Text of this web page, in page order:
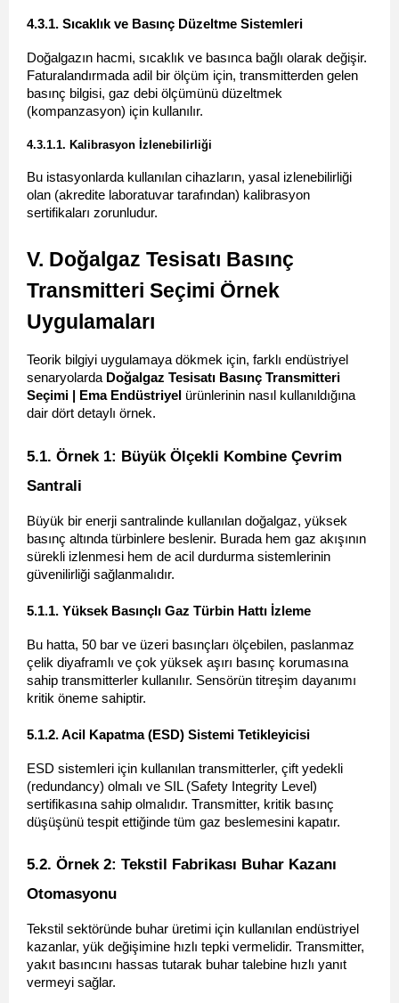
4.3.1. Sıcaklık ve Basınç Düzeltme Sistemleri
Doğalgazın hacmi, sıcaklık ve basınca bağlı olarak değişir.
Faturalandırmada adil bir ölçüm için, transmitterden gelen
basınç bilgisi, gaz debi ölçümünü düzeltmek
(kompanzasyon) için kullanılır.
4.3.1.1. Kalibrasyon İzlenebilirliği
Bu istasyonlarda kullanılan cihazların, yasal izlenebilirliği
olan (akredite laboratuvar tarafından) kalibrasyon
sertifikaları zorunludur.
V. Doğalgaz Tesisatı Basınç
Transmitteri Seçimi Örnek
Uygulamaları
Teorik bilgiyi uygulamaya dökmek için, farklı endüstriyel
senaryolarda Doğalgaz Tesisatı Basınç Transmitteri
Seçimi | Ema Endüstriyel ürünlerinin nasıl kullanıldığına
dair dört detaylı örnek.
5.1. Örnek 1: Büyük Ölçekli Kombine Çevrim
Santrali
Büyük bir enerji santralinde kullanılan doğalgaz, yüksek
basınç altında türbinlere beslenir. Burada hem gaz akışının
sürekli izlenmesi hem de acil durdurma sistemlerinin
güvenilirliği sağlanmalıdır.
5.1.1. Yüksek Basınçlı Gaz Türbin Hattı İzleme
Bu hatta, 50 bar ve üzeri basınçları ölçebilen, paslanmaz
çelik diyaframlı ve çok yüksek aşırı basınç korumasına
sahip transmitterler kullanılır. Sensörün titreşim dayanımı
kritik öneme sahiptir.
5.1.2. Acil Kapatma (ESD) Sistemi Tetikleyicisi
ESD sistemleri için kullanılan transmitterler, çift yedekli
(redundancy) olmalı ve SIL (Safety Integrity Level)
sertifikasına sahip olmalıdır. Transmitter, kritik basınç
düşüşünü tespit ettiğinde tüm gaz beslemesini kapatır.
5.2. Örnek 2: Tekstil Fabrikası Buhar Kazanı
Otomasyonu
Tekstil sektöründe buhar üretimi için kullanılan endüstriyel
kazanlar, yük değişimine hızlı tepki vermelidir. Transmitter,
yakıt basıncını hassas tutarak buhar talebine hızlı yanıt
vermeyi sağlar.